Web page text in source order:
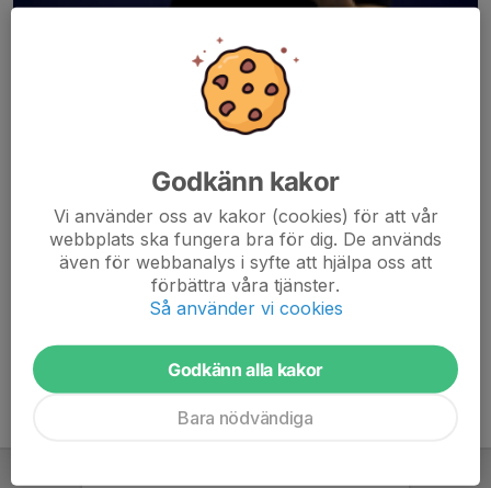
Här hamnar automatiskt de senaste nyheterna på hemsidan. För
att kunna börja administrera hemsidan loggar du in högst upp till
höger.
Godkänn kakor
Vi använder oss av kakor (cookies) för att vår
webbplats ska fungera bra för dig. De används
även för webbanalys i syfte att hjälpa oss att
förbättra våra tjänster.
Så använder vi cookies
Godkänn alla kakor
Bara nödvändiga